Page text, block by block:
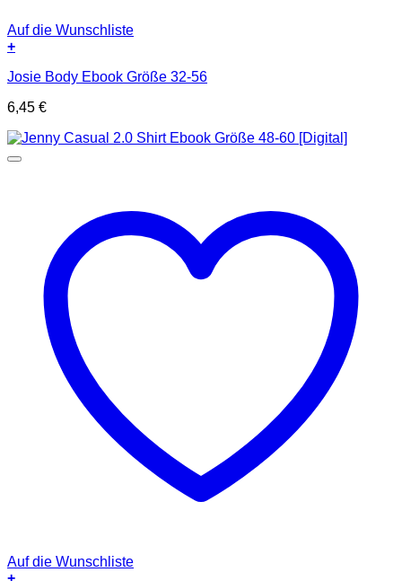
Auf die Wunschliste
+
Josie Body Ebook Größe 32-56
6,45 €
Auf die Wunschliste
+